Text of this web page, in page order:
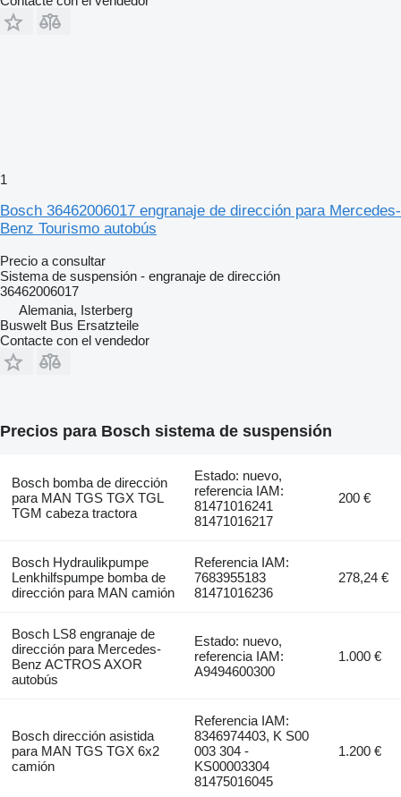
1
Bosch 36462006017 engranaje de dirección para Mercedes-
Benz Tourismo autobús
Precio a consultar
Sistema de suspensión - engranaje de dirección
36462006017
Alemania, Isterberg
Buswelt Bus Ersatzteile
Contacte con el vendedor
Precios para Bosch sistema de suspensión
Bosch bomba de dirección
para MAN TGS TGX TGL
TGM cabeza tractora
Estado: nuevo,
referencia IAM:
81471016241
81471016217
200 €
Bosch Hydraulikpumpe
Lenkhilfspumpe bomba de
dirección para MAN camión
Referencia IAM:
7683955183
81471016236
278,24 €
Bosch LS8 engranaje de
dirección para Mercedes-
Benz ACTROS AXOR
autobús
Estado: nuevo,
referencia IAM:
A9494600300
1.000 €
Bosch dirección asistida
para MAN TGS TGX 6x2
camión
Referencia IAM:
8346974403, K S00
003 304 -
KS00003304
81475016045
1.200 €